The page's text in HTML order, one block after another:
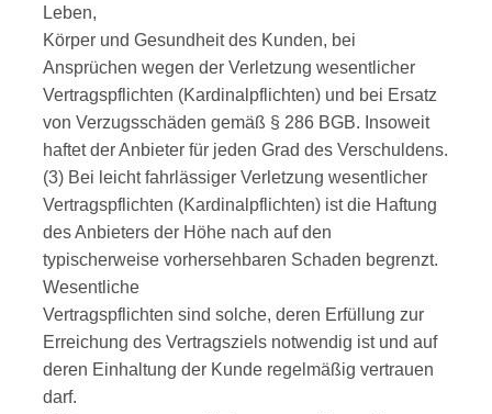
Leben,
Körper und Gesundheit des Kunden, bei
Ansprüchen wegen der Verletzung wesentlicher
Vertragspflichten (Kardinalpflichten) und bei Ersatz
von Verzugsschäden gemäß § 286 BGB. Insoweit
haftet der Anbieter für jeden Grad des Verschuldens.
(3) Bei leicht fahrlässiger Verletzung wesentlicher
Vertragspflichten (Kardinalpflichten) ist die Haftung
des Anbieters der Höhe nach auf den
typischerweise vorhersehbaren Schaden begrenzt.
Wesentliche
Vertragspflichten sind solche, deren Erfüllung zur
Erreichung des Vertragsziels notwendig ist und auf
deren Einhaltung der Kunde regelmäßig vertrauen
darf.